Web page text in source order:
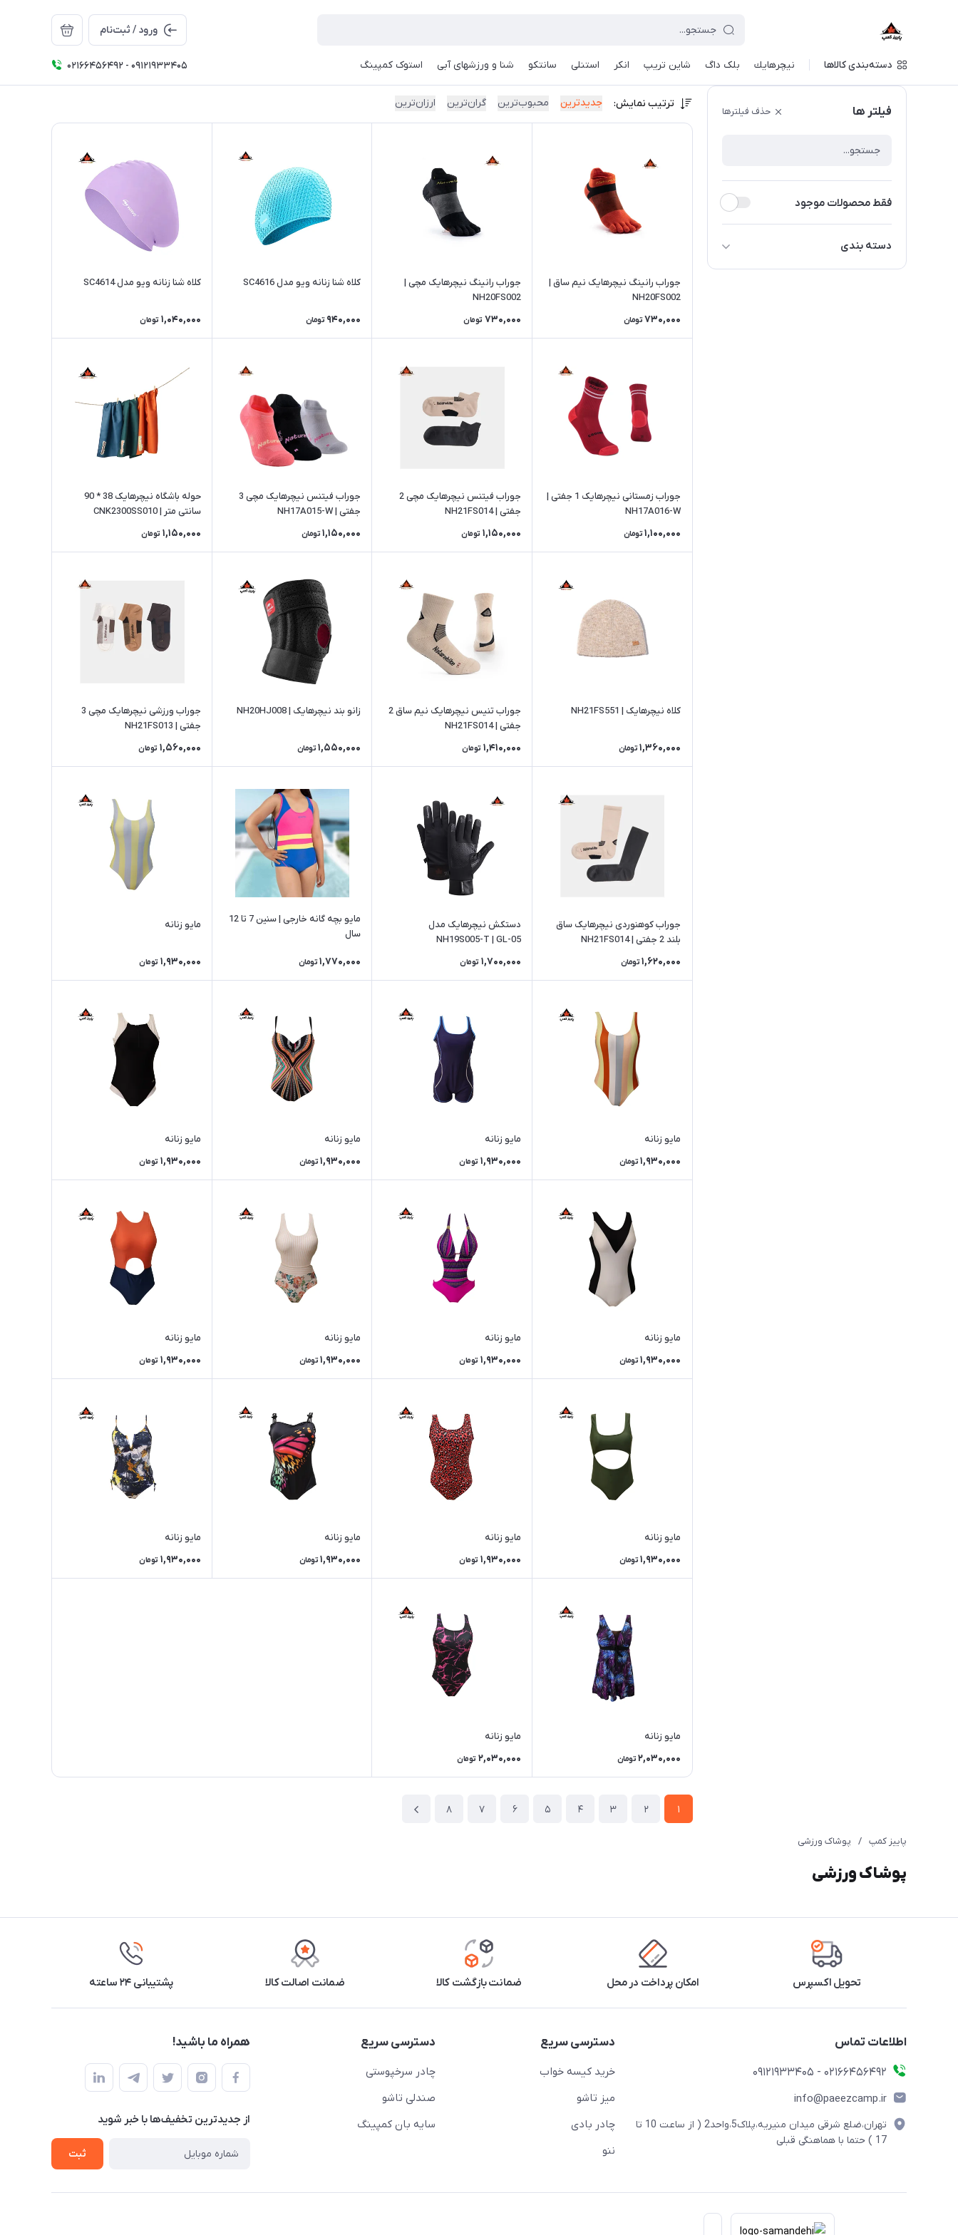
ورود / ثبت‌نام
دسته‌بندی کالاها نيچرهايك بلک داگ شاین تریپ انکر استنلی سانتکو شنا و ورزشهای آبی استوک کمپینگ 02166456492 - 09121933405
فیلتر ها حذف فیلترها
فقط محصولات موجود
دسته بندی
حوله ورزشی
ترتیب نمایش: جدیدترین محبوب‌ترین گران‌ترین ارزان‌ترین
جوراب رانینگ نیچرهایک نیم ساق |
NH20FS002
730,000 تومان
جوراب رانینگ نیچرهایک مچی |
NH20FS002
730,000 تومان
کلاه شنا زنانه ویو مدل SC4616
940,000 تومان
کلاه شنا زنانه ویو مدل SC4614
1,040,000 تومان
جوراب زمستانی نیچرهایک 1 جفتی |
NH17A016-W
1,100,000 تومان
جوراب فیتنس نیچرهایک مچی 2
جفتی | NH21FS014
1,150,000 تومان
جوراب فیتنس نیچرهایک مچی 3
جفتی | NH17A015-W
1,150,000 تومان
حوله باشگاه نیچرهایک 38 * 90
سانتی متر | CNK2300SS010
1,150,000 تومان
کلاه نیچرهایک | NH21FS551
1,360,000 تومان
جوراب تنیس نیچرهایک نیم ساق 2
جفتی | NH21FS014
1,410,000 تومان
زانو بند نیچرهایک | NH20HJ008
1,550,000 تومان
جوراب ورزشی نیچرهایک مچی 3
جفتی | NH21FS013
1,560,000 تومان
جوراب کوهنوردی نیچرهایک ساق
بلند 2 جفتی | NH21FS014
1,620,000 تومان
دستکش نیچرهایک مدل
NH19S005-T | GL-05
1,700,000 تومان
مایو بچه گانه خارجی | سنین 7 تا 12
سال
1,770,000 تومان
مایو زنانه
1,930,000 تومان
مایو زنانه
1,930,000 تومان
مایو زنانه
1,930,000 تومان
مایو زنانه
1,930,000 تومان
مایو زنانه
1,930,000 تومان
مایو زنانه
1,930,000 تومان
مایو زنانه
1,930,000 تومان
مایو زنانه
1,930,000 تومان
مایو زنانه
1,930,000 تومان
مایو زنانه
1,930,000 تومان
مایو زنانه
1,930,000 تومان
مایو زنانه
1,930,000 تومان
مایو زنانه
1,930,000 تومان
مایو زنانه
2,030,000 تومان
مایو زنانه
2,030,000 تومان
1
2
3
4
5
6
7
8
پاییز کمپ / پوشاک ورزشی
پوشاک ورزشی
تحویل اکسپرس امکان پرداخت در محل ضمانت بازگشت کالا ضمانت اصالت کالا پشتیبانی ۲۴ ساعته
اطلاعات تماس
02166456492 - 09121933405
info@paeezcamp.ir
تهران،ضلع شرقی میدان منیریه،پلاک5،واحد2 ( از ساعت 10 تا
17 ) حتما با هماهنگی قبلی
دسترسی سریع
خرید کیسه خواب
میز تاشو
چادر بادی
ننو
دسترسی سریع
چادر سرخپوستی
صندلی تاشو
سایه بان کمپینگ
همراه ما باشید!
از جدید‌ترین تخفیف‌ها با‌ خبر شوید
ثبت